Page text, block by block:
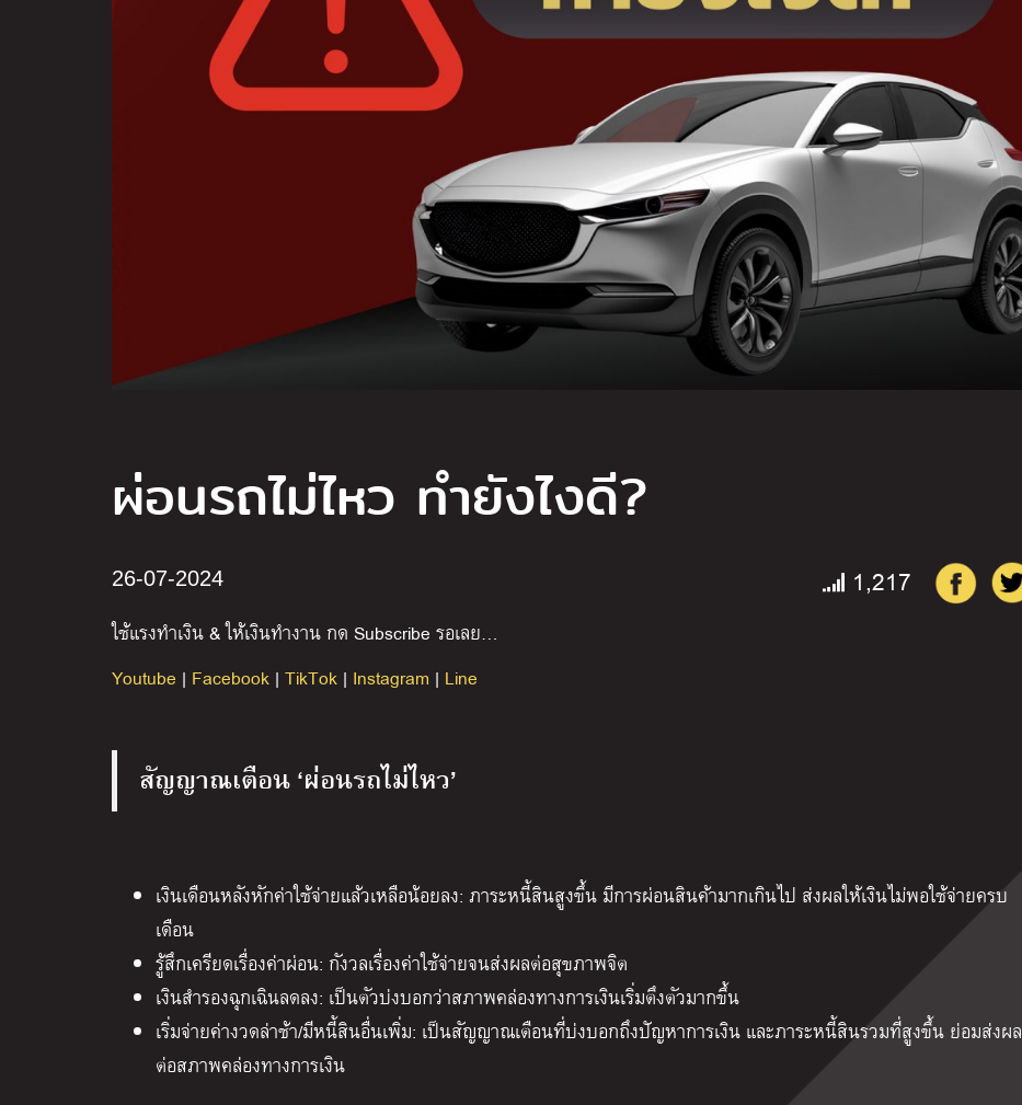
ผ่อนรถไม่ไหว ทำยังไงดี?
26-07-2024 1,217
ใช้แรงทำเงิน&ให้เงินทำงาน กด Subscribe รอเลย…
Youtube | Facebook | TikTok | Instagram | Line
สัญญาณเตือน ‘ผ่อนรถไม่ไหว’
เงินเดือนหลังหักค่าใช้จ่ายแล้วเหลือน้อยลง: ภาระหนี้สินสูงขึ้น มีการผ่อนสินค้ามากเกินไป ส่งผลให้เงินไม่พอใช้จ่ายครบ
เดือน
รู้สึกเครียดเรื่องค่าผ่อน: กังวลเรื่องค่าใช้จ่ายจนส่งผลต่อสุขภาพจิต
เงินสำรองฉุกเฉินลดลง: เป็นตัวบ่งบอกว่าสภาพคล่องทางการเงินเริ่มตึงตัวมากขึ้น
เริ่มจ่ายค่างวดล่าช้า/มีหนี้สินอื่นเพิ่ม: เป็นสัญญาณเตือนที่บ่งบอกถึงปัญหาการเงิน และภาระหนี้สินรวมที่สูงขึ้น ย่อมส่งผล
ต่อสภาพคล่องทางการเงิน